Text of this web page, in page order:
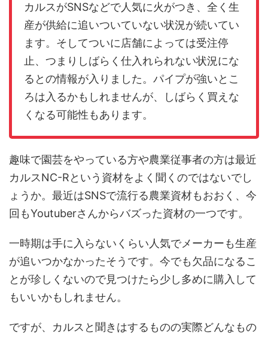
カルスがSNSなどで人気に火がつき、全く生
産が供給に追いついていない状況が続いてい
ます。そしてついに店舗によっては受注停
止、つまりしばらく仕入れられない状況にな
るとの情報が入りました。パイプが強いとこ
ろは入るかもしれませんが、しばらく買えな
くなる可能性もあります。
趣味で園芸をやっている方や農業従事者の方は最近
カルスNC-Rという資材をよく聞くのではないでし
ょうか。最近はSNSで流行る農業資材もおおく、今
回もYoutuberさんからバズった資材の一つです。
一時期は手に入らないくらい人気でメーカーも生産
が追いつかなかったそうです。今でも欠品になるこ
とが珍しくないので見つけたら少し多めに購入して
もいいかもしれません。
ですが、カルスと聞きはするものの実際どんなもの